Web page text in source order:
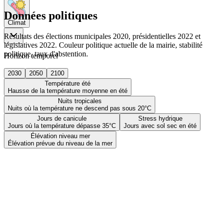
Climat
Horizon temporel
2030 2050
2100
Température été
Hausse de la température moyenne en été
Nuits tropicales
Nuits où la température ne descend pas sous 20°C
Jours de canicule
Jours où la température dépasse 35°C
Stress hydrique
Jours avec sol sec en été
Élévation niveau mer
Élévation prévue du niveau de la mer
Données politiques
Résultats des élections municipales 2020, présidentielles 2022 et
législatives 2022. Couleur politique actuelle de la mairie, stabilité
politique, taux d'abstention.